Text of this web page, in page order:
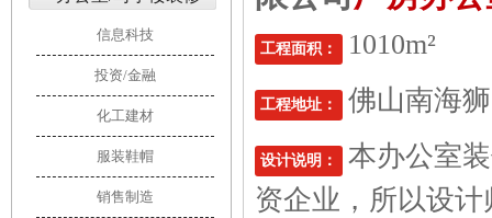
信息科技
投资/金融
化工建材
服装鞋帽
销售制造
工程面积： 1010m²
工程地址： 佛山南海
设计说明：
本办公室
资企业，所以设